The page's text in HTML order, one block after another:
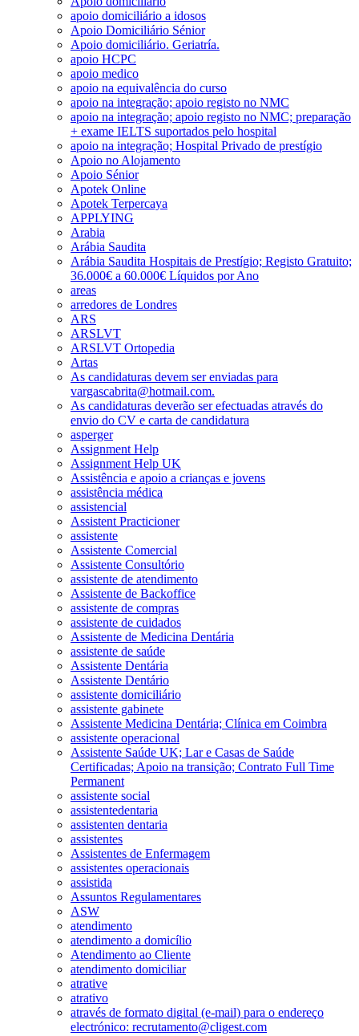
apoio domiciliário a idosos
Apoio Domiciliário Sénior
Apoio domiciliário. Geriatría.
apoio HCPC
apoio medico
apoio na equivalência do curso
apoio na integração; apoio registo no NMC
apoio na integração; apoio registo no NMC; preparação
+ exame IELTS suportados pelo hospital
apoio na integração; Hospital Privado de prestígio
Apoio no Alojamento
Apoio Sénior
Apotek Online
Apotek Terpercaya
APPLYING
Arabia
Arábia Saudita
Arábia Saudita Hospitais de Prestígio; Registo Gratuito;
36.000€ a 60.000€ Líquidos por Ano
areas
arredores de Londres
ARS
ARSLVT
ARSLVT Ortopedia
Artas
As candidaturas devem ser enviadas para
vargascabrita@hotmail.com.
As candidaturas deverão ser efectuadas através do
envio do CV e carta de candidatura
asperger
Assignment Help
Assignment Help UK
Assistência e apoio a crianças e jovens
assistência médica
assistencial
Assistent Practicioner
assistente
Assistente Comercial
Assistente Consultório
assistente de atendimento
Assistente de Backoffice
assistente de compras
assistente de cuidados
Assistente de Medicina Dentária
assistente de saúde
Assistente Dentária
Assistente Dentário
assistente domiciliário
assistente gabinete
Assistente Medicina Dentária; Clínica em Coimbra
assistente operacional
Assistente Saúde UK; Lar e Casas de Saúde
Certificadas; Apoio na transição; Contrato Full Time
Permanent
assistente social
assistentedentaria
assistenten dentaria
assistentes
Assistentes de Enfermagem
assistentes operacionais
assistida
Assuntos Regulamentares
ASW
atendimento
atendimento a domicílio
Atendimento ao Cliente
atendimento domiciliar
atrative
atrativo
através de formato digital (e-mail) para o endereço
electrónico: recrutamento@cligest.com